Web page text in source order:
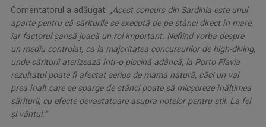
Comentatorul a adăugat: „Acest concurs din Sardinia este unul
aparte pentru că săriturile se execută de pe stânci direct în mare,
iar factorul șansă joacă un rol important. Nefiind vorba despre
un mediu controlat, ca la majoritatea concursurilor de high-diving,
unde săritorii aterizează într-o piscină adâncă, la Porto Flavia
rezultatul poate fi afectat serios de mama natură, căci un val
prea înalt care se sparge de stânci poate să micșoreze înălțimea
săriturii, cu efecte devastatoare asupra notelor pentru stil. La fel
și vântul.”